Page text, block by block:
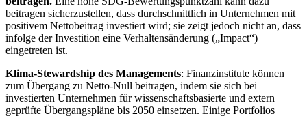
beitragen sicherzustellen, dass durchschnittlich in Unternehmen mit
positivem Nettobeitrag investiert wird; sie zeigt jedoch nicht an, dass
infolge der Investition eine Verhaltensänderung („Impact“)
eingetreten ist.
Klima-Stewardship des Managements: Finanzinstitute können
zum Übergang zu Netto-Null beitragen, indem sie sich bei
investierten Unternehmen für wissenschaftsbasierte und extern
geprüfte Übergangspläne bis 2050 einsetzen. Einige Portfolios